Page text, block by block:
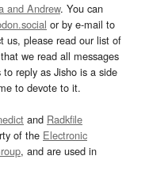
and Andrew. You can
or by e-mail to
us, please read our list of
we read all messages
reply as Jisho is a side
to devote to it.
and Radkfile
of the Electronic
, and are used in